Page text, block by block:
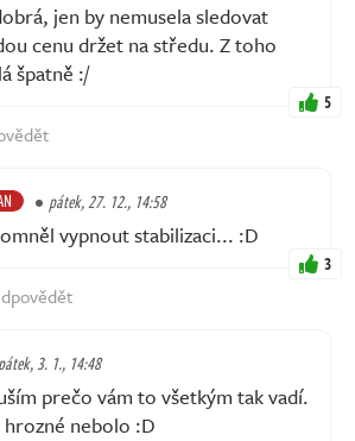
jen by nemusela sledovat
cenu držet na středu. Z toho
špatně :/
5
pátek, 27. 12., 14:58
vypnout stabilizaci... :D
3
pátek, 3. 1., 14:48
prečo vám to všetkým tak vadí.
nebolo :D